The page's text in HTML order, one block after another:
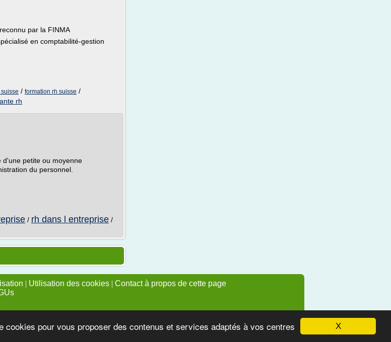
X
pour vous proposer des contenus et services adaptés à vos centres
par la FINMA
en comptabilité-gestion
/ formation rh suisse /
rh
d'une petite ou moyenne
du personnel.
/ rh dans l entreprise /
| Utilisation des cookies | Contact à propos de cette page